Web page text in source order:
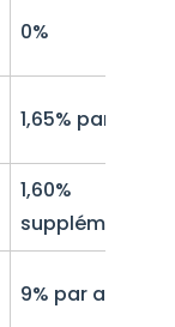
0%
1,65% par an
1,60%
9% par an